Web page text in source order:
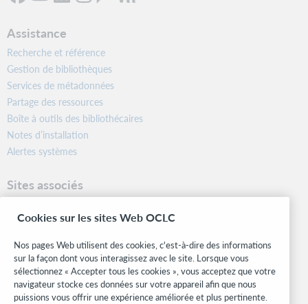
Assistance
Recherche et référence
Gestion de bibliothèques
Services de métadonnées
Partage des ressources
Boîte à outils des bibliothécaires
Notes d’installation
Alertes systèmes
Sites associés
Formats bibliographiques
Research
WebJunction
Réseau des développeurs
Cookies sur les sites Web OCLC
Nos pages Web utilisent des cookies, c'est-à-dire des informations
sur la façon dont vous interagissez avec le site. Lorsque vous
sélectionnez « Accepter tous les cookies », vous acceptez que votre
navigateur stocke ces données sur votre appareil afin que nous
puissions vous offrir une expérience améliorée et plus pertinente.